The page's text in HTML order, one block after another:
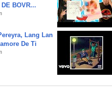
BOVR...
Lang Lan
De Ti